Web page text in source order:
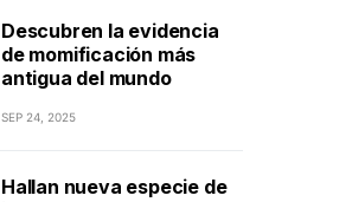
Descubren la evidencia
de momificación más
antigua del mundo
SEP 24, 2025
Hallan nueva especie de